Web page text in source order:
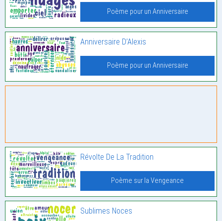
Poème pour un Anniversaire
Anniversaire D’Alexis
Poème pour un Anniversaire
Révolte De La Tradition
Poème sur la Vengeance
Sublimes Noces